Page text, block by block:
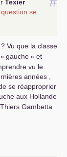
Texier
se
? Vu que la classe
gauche» et
vu le
années ,
se réapproprier
aux Hollande
Gambetta